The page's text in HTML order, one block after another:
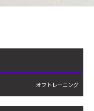
オフトレーニング